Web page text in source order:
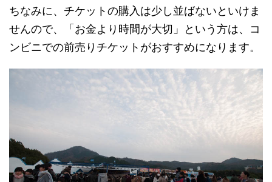
ちなみに、チケットの購入は少し並ばないといけま
せんので、「お金より時間が大切」という方は、コ
ンビニでの前売りチケットがおすすめになります。